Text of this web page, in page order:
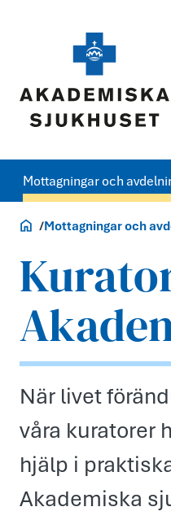
Mottagningar och
Akademiska.se
Mottagningar och
När livet
våra kuratorer
hjälp i
Akademiska